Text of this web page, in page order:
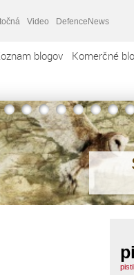
Video DefenceNews
blogov Komerčné